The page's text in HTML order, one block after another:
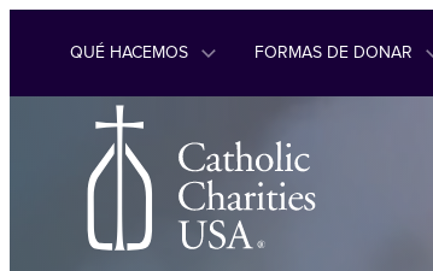
Ir al contenido
QUÉ HACEMOS FORMAS DE DONAR